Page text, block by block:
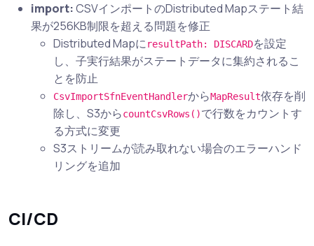
import:CSVインポートのDistributed Mapステート結
果が256KB制限を超える問題を修正
Distributed MapにresultPath: DISCARDを設定
し、子実行結果がステートデータに集約されるこ
とを防止
CsvImportSfnEventHandlerからMapResult依存を削
除し、S3からcountCsvRows()で行数をカウントす
る方式に変更
S3ストリームが読み取れない場合のエラーハンド
リングを追加
CI/CD